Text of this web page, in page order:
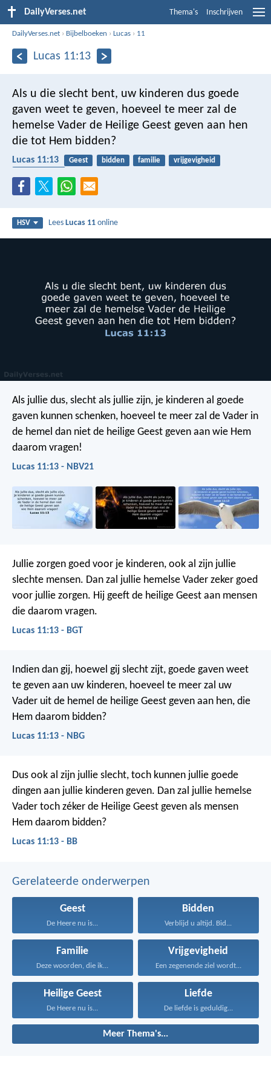
DailyVerses.net Thema's Inschrijven
DailyVerses.net › Bijbelboeken ›Lucas › 11
Lucas 11:13
Als u die slecht bent, uw kinderen dus goede
gaven weet te geven, hoeveel te meer zal de
hemelse Vader de Heilige Geest geven aan hen
die tot Hem bidden?
Lucas 11:13 Geest bidden familie
vrijgevigheid
HSV LeesLucas 11 online
Als jullie dus, slecht als jullie zijn, je kinderen al goede
gaven kunnen schenken, hoeveel te meer zal de Vader in
de hemel dan niet de heilige Geest geven aan wie Hem
daarom vragen!
Lucas 11:13 - NBV21
Jullie zorgen goed voor je kinderen, ook al zijn jullie
slechte mensen. Dan zal jullie hemelse Vader zeker goed
voor jullie zorgen. Hij geeft de heilige Geest aan mensen
die daarom vragen.
Lucas 11:13 - BGT
Indien dan gij, hoewel gij slecht zijt, goede gaven weet
te geven aan uw kinderen, hoeveel te meer zal uw
Vader uit de hemel de heilige Geest geven aan hen, die
Hem daarom bidden?
Lucas 11:13 - NBG
Dus ook al zijn jullie slecht, toch kunnen jullie goede
dingen aan jullie kinderen geven. Dan zal jullie hemelse
Vader toch zéker de Heilige Geest geven als mensen
Hem daarom bidden?
Lucas 11:13 - BB
Gerelateerde onderwerpen
Geest
De Heere nu is...
Bidden
Verblijd u altijd. Bid...
Familie
Deze woorden, die ik...
Vrijgevigheid
Een zegenende ziel wordt...
Heilige Geest
De Heere nu is...
Liefde
De liefde is geduldig...
Meer Thema's...